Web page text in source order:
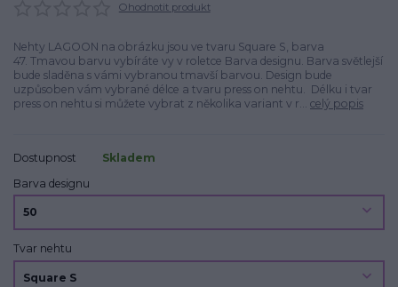
Ohodnotit produkt
Nehty LAGOON na obrázku jsou ve tvaru Square S, barva
47. Tmavou barvu vybíráte vy v roletce Barva designu. Barva světlejší
bude sladěna s vámi vybranou tmavší barvou. Design bude
uzpůsoben vám vybrané délce a tvaru press on nehtu. Délku i tvar
press on nehtu si můžete vybrat z několika variant v r... celý popis
Dostupnost
Skladem
Barva designu
Tvar nehtu